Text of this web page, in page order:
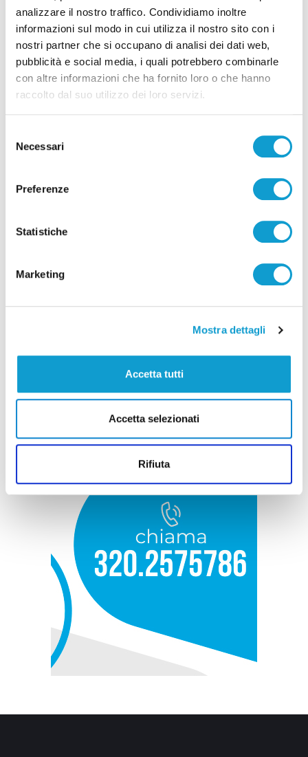
analizzare il nostro traffico. Condividiamo inoltre
informazioni sul modo in cui utilizza il nostro sito con i
nostri partner che si occupano di analisi dei dati web,
pubblicità e social media, i quali potrebbero combinarle
con altre informazioni che ha fornito loro o che hanno
raccolto dal suo utilizzo dei loro servizi.
delNecessari
Preferenze
Statistiche
Marketing
Mostra dettagli
Accetta tutti
Accetta selezionati
Rifiuta